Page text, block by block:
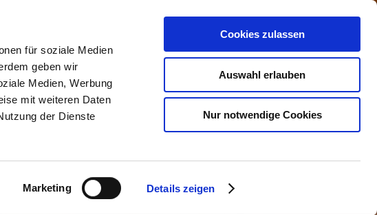
für soziale Medien
geben wir
Medien, Werbung
mit weiteren Daten
der Dienste
Marketing Details zeigen
Cookies zulassen
Auswahl erlauben
Nur notwendige Cookies
BILDER KONTAKT